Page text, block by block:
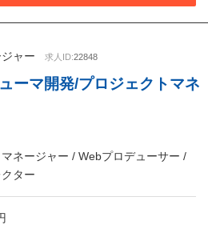
ャー 求人ID:22848
ーマ開発/プロジェクトマネ
ネージャー / Webプロデューサー /
ター